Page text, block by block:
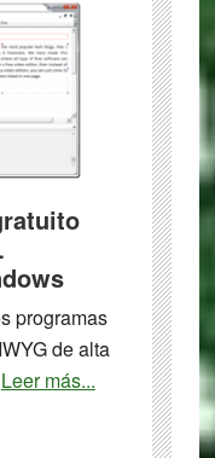
programas
de alta
Leer más...about